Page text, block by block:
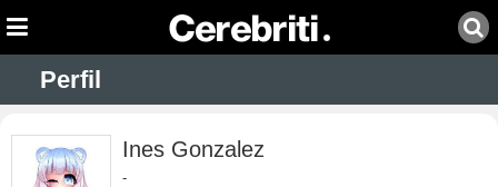
Perfil
Ines Gonzalez
-